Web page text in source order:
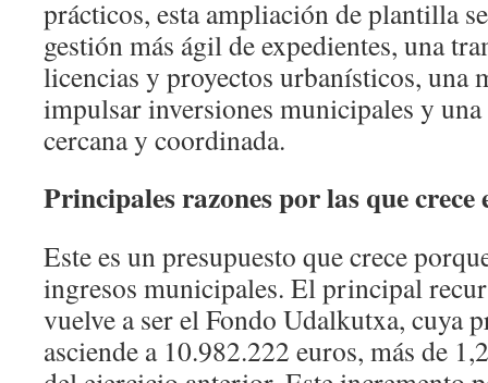
prácticos, esta ampliación de plantilla
gestión más ágil de expedientes, una
licencias y proyectos urbanísticos, una
impulsar inversiones municipales y
cercana y coordinada.
Principales razones por las que crece
Este es un presupuesto que crece
ingresos municipales. El principal
vuelve a ser el Fondo Udalkutxa, cuya
asciende a 10.982.222 euros, más de